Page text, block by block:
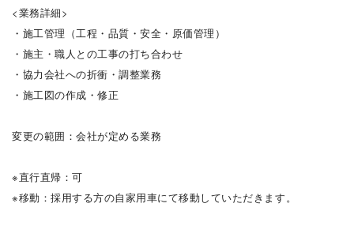
<業務詳細>
・施工管理（工程・品質・安全・原価管理）
・施主・職人との工事の打ち合わせ
・協力会社への折衝・調整業務
・施工図の作成・修正
変更の範囲：会社が定める業務
※直行直帰：可
※移動：採用する方の自家用車にて移動していただきます。